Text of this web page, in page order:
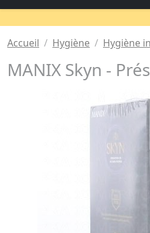
Accueil Hygiène Hygiène
MANIX Skyn -